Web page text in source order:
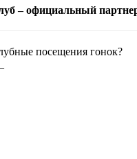
– официальный
посещения гонок?